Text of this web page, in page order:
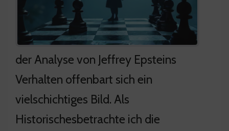
der Analyse von Jeffrey Epsteins
Verhalten offenbart sich ein
vielschichtiges Bild. Als
Historischesbetrachte ich die